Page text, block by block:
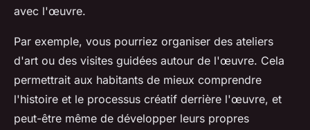
avec l'œuvre.
Par exemple, vous pourriez organiser des ateliers
d'art ou des visites guidées autour de l'œuvre. Cela
permettrait aux habitants de mieux comprendre
l'histoire et le processus créatif derrière l'œuvre, et
peut-être même de développer leurs propres